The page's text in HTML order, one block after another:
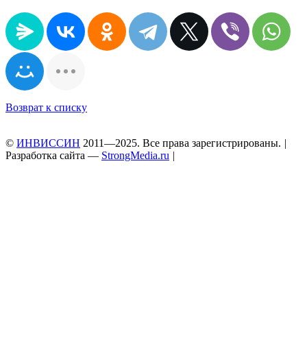
Возврат к списку
© ИНВИССИН 2011—2025. Все права зарегистрированы. |
Разработка сайта — StrongMedia.ru |